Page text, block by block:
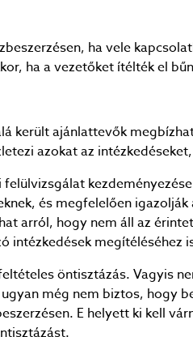
ha vele
ha a vezetőket ítélték el
került ajánlattevők
azokat az
és megfelelően
arról, hogy nem áll az
intézkedések megítéléséhez
öntisztázás. Vagyis
még nem biztos, hogy
E helyett ki kell